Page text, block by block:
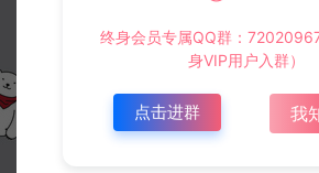
终身会员专属QQ群：
身VIP用户入群）
点击进群 我